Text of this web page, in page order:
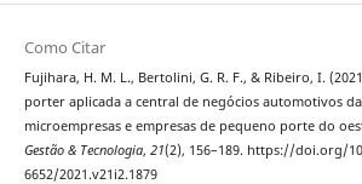
Como Citar
Fujihara, H. M. L., Bertolini, G. R. F., & Ribeiro, I.
porter aplicada a central de negócios automotivos da
microempresas e empresas de pequeno porte do
Gestão & Tecnologia, 21(2), 156–189. https://doi.org/
6652/2021.v21i2.1879